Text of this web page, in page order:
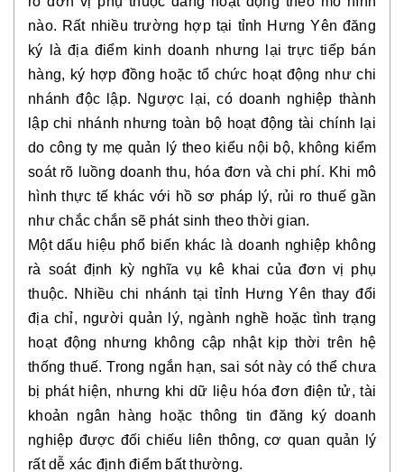
nào. Rất nhiều trường hợp tại tỉnh Hưng Yên đăng
ký là địa điểm kinh doanh nhưng lại trực tiếp bán
hàng, ký hợp đồng hoặc tổ chức hoạt động như chi
nhánh độc lập. Ngược lại, có doanh nghiệp thành
lập chi nhánh nhưng toàn bộ hoạt động tài chính lại
do công ty mẹ quản lý theo kiểu nội bộ, không kiểm
soát rõ luồng doanh thu, hóa đơn và chi phí. Khi mô
hình thực tế khác với hồ sơ pháp lý, rủi ro thuế gần
như chắc chắn sẽ phát sinh theo thời gian.
Một dấu hiệu phổ biến khác là doanh nghiệp không
rà soát định kỳ nghĩa vụ kê khai của đơn vị phụ
thuộc. Nhiều chi nhánh tại tỉnh Hưng Yên thay đổi
địa chỉ, người quản lý, ngành nghề hoặc tình trạng
hoạt động nhưng không cập nhật kịp thời trên hệ
thống thuế. Trong ngắn hạn, sai sót này có thể chưa
bị phát hiện, nhưng khi dữ liệu hóa đơn điện tử, tài
khoản ngân hàng hoặc thông tin đăng ký doanh
nghiệp được đối chiếu liên thông, cơ quan quản lý
rất dễ xác định điểm bất thường.